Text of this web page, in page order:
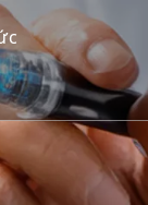
người (NHP)
gặp